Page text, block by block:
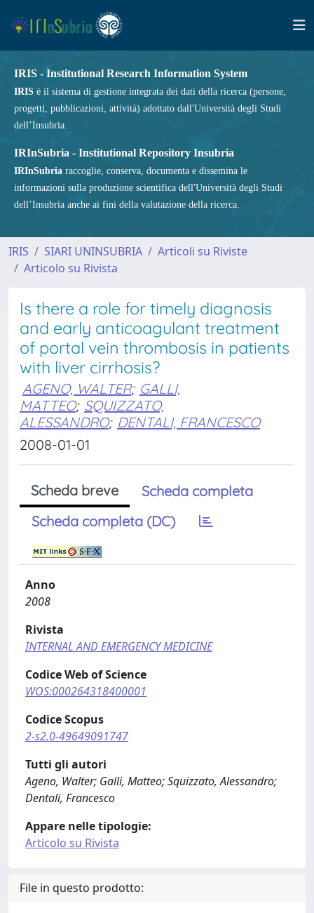
IRIS - Institutional Research Information System
IRIS è il sistema di gestione integrata dei dati della ricerca (persone,
progetti, pubblicazioni, attività) adottato dall'Università degli Studi
dell’Insubria.
IRInSubria - Institutional Repository Insubria
IRInSubria raccoglie, conserva, documenta e dissemina le
informazioni sulla produzione scientifica dell'Università degli Studi
dell’Insubria anche ai fini della valutazione della ricerca.
IRIS SIARI UNINSUBRIA
Articoli su Riviste
Articolo su Rivista
Is there a role for timely diagnosis
and early anticoagulant treatment
of portal vein thrombosis in patients
with liver cirrhosis?
AGENO, WALTER; GALLI,
MATTEO; SQUIZZATO,
ALESSANDRO; DENTALI, FRANCESCO
2008-01-01
Scheda breve
Scheda completa
Scheda completa (DC)
Anno
2008
Rivista
INTERNAL AND EMERGENCY MEDICINE
Codice Web of Science
WOS:000264318400001
Codice Scopus
2-s2.0-49649091747
Tutti gli autori
Ageno, Walter; Galli, Matteo; Squizzato, Alessandro;
Dentali, Francesco
Appare nelle tipologie:
Articolo su Rivista
File in questo prodotto: